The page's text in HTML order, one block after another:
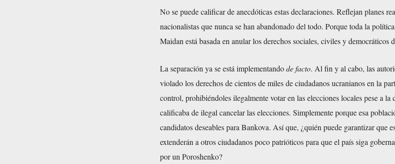
No se puede calificar de anecdóticas estas declaraciones. Reflejan planes
nacionalistas que nunca se han abandonado del todo. Porque toda la
Maidan está basada en anular los derechos sociales, civiles y democráticos
La separación ya se está implementandode facto. Al fin y al cabo, las
violado los derechos de cientos de miles de ciudadanos ucranianos en la
control, prohibiéndoles ilegalmente votar en las elecciones locales pese a
calificaba de ilegal cancelar las elecciones. Simplemente porque esa
candidatos deseables para Bankova. Así que, ¿quién puede garantizar que
extenderán a otros ciudadanos poco patrióticos para que el país siga
por un Poroshenko?